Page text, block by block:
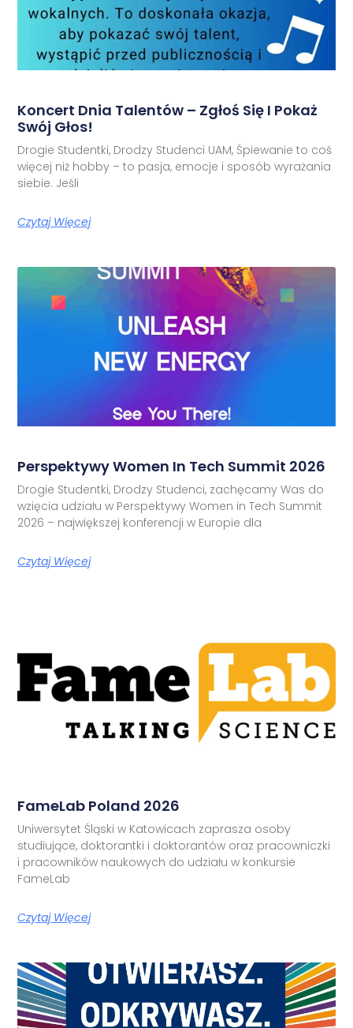
Koncert Dnia Talentów – Zgłoś Się I Pokaż
Swój Głos!
Drogie Studentki, Drodzy Studenci UAM, Śpiewanie to coś
więcej niż hobby – to pasja, emocje i sposób wyrażania
siebie. Jeśli
Czytaj Więcej
Perspektywy Women In Tech Summit 2026
Drogie Studentki, Drodzy Studenci, zachęcamy Was do
wzięcia udziału w Perspektywy Women in Tech Summit
2026 – największej konferencji w Europie dla
Czytaj Więcej
FameLab Poland 2026
Uniwersytet Śląski w Katowicach zaprasza osoby
studiujące, doktorantki i doktorantów oraz pracowniczki
i pracowników naukowych do udziału w konkursie
FameLab
Czytaj Więcej